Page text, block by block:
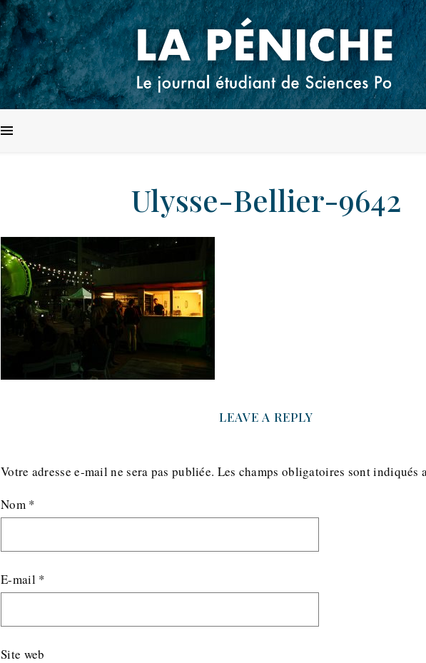
Ulysse-Bellier-9642
LEAVE A REPLY
Votre adresse e-mail ne sera pas publiée. Les champs obligatoires sont indiqués
Nom *
E-mail *
Site web